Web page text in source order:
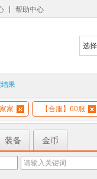
帮助中心
选
果
家 【合服】60服
装备 金币
请输入关键词